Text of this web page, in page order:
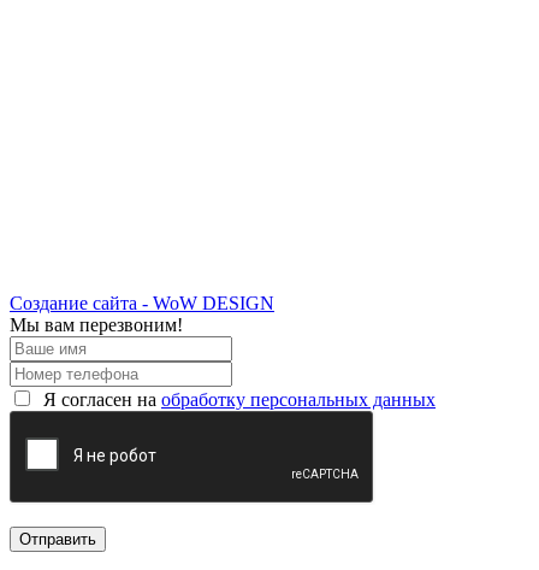
Создание сайта - WoW DESIGN
Мы вам перезвоним!
Я согласен на обработку персональных данных